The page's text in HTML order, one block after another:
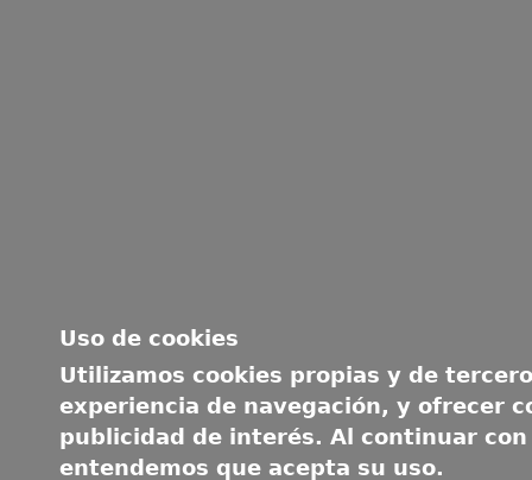
Uso de cookies
Utilizamos cookies propias y de
experiencia de navegación, y ofrecer
publicidad de interés. Al continuar
entendemos que acepta su uso.